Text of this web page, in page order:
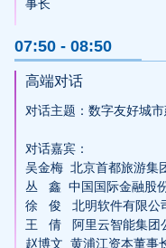
07:50 - 08:50
高端对话
对话主题：数字友好城
对话嘉宾：
吴金梅  北京首都旅游集
丛   鑫  中国国际金融股
徐   俊   北明软件有限公
王   倩   阿里云智能集团
赵博文  黄浦江资本董事